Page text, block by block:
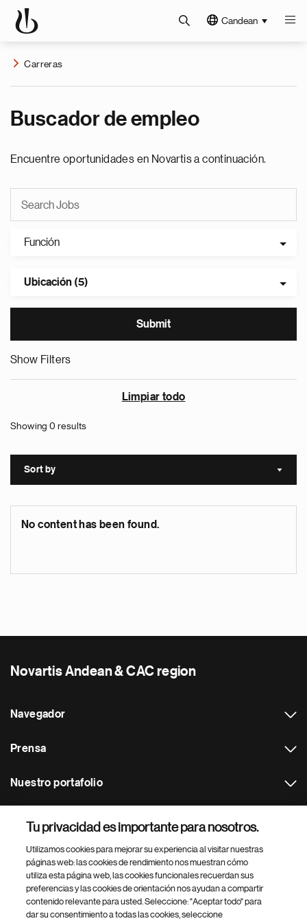
Candean
Carreras
Buscador de empleo
Encuentre oportunidades en Novartis a continuación.
Función
Ubicación (5)
Show Filters
Limpiar todo
Showing 0 results
Sort by Sort
No content has been found.
Novartis Andean & CAC region
Navegador
Prensa
Nuestro portafolio
Footer Site Search
Tu privacidad es importante para nosotros.
Utilizamos cookies para mejorar su experiencia al visitar nuestras
páginas web: las cookies de rendimiento nos muestran cómo
utiliza esta página web, las cookies funcionales recuerdan sus
preferencias y las cookies de orientación nos ayudan a compartir
contenido relevante para usted. Seleccione: "Aceptar todo" para
dar su consentimiento a todas las cookies, seleccione